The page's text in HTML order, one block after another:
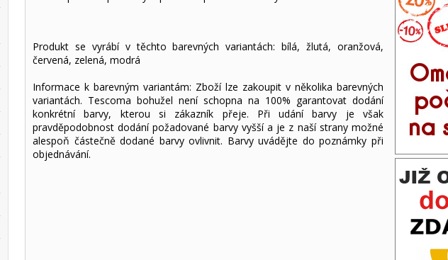
Produkt se vyrábí v těchto barevných variantách: bílá, žlutá, oranžová,
červená, zelená, modrá
Informace k barevným variantám: Zboží lze zakoupit v několika barevných
variantách. Tescoma bohužel není schopna na 100% garantovat dodání
konkrétní barvy, kterou si zákazník přeje. Při udání barvy je však
pravděpodobnost dodání požadované barvy vyšší a je z naší strany možné
alespoň částečně dodané barvy ovlivnit. Barvy uvádějte do poznámky při
objednávání.